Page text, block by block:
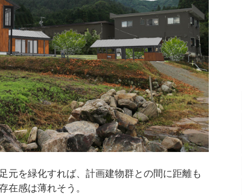
元を緑化すれば、計画建物群との間に距離も
在感は薄れそう。